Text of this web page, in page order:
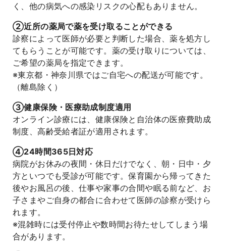
く、他の病気への感染リスクの心配もありません。
②近所の薬局で薬を受け取ることができる
診察によって医師が必要と判断した場合、薬を処方し
てもらうことが可能です。薬の受け取りについては、
ご希望の薬局を指定できます。
※東京都・神奈川県ではご自宅への配送が可能です。
（離島除く）
③健康保険・医療助成制度適用
オンライン診療には、健康保険と自治体の医療費助成
制度、高齢受給者証が適用されます。
④24時間365日対応
病院がお休みの夜間・休日だけでなく、朝・日中・夕
方といつでも受診が可能です。保育園から帰ってきた
後やお風呂の後、仕事や家事の合間や眠る前など、お
子さまやご自身の都合に合わせて医師の診察が受けら
れます。
※混雑時には受付停止や数時間お待たせしてしまう場
合があります。